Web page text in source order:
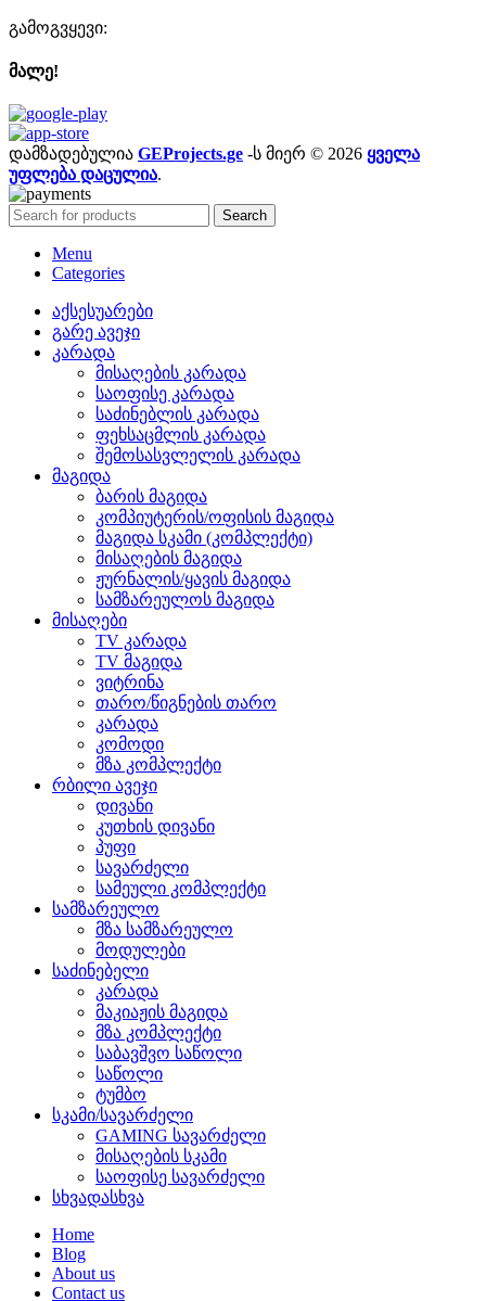
გამოგვყევი:
მალე!
დამზადებულია GEProjects.ge -ს მიერ © 2026 ყველა
უფლება დაცულია.
Search
Menu
Categories
აქსესუარები
გარე ავეჯი
კარადა
მისაღების კარადა
საოფისე კარადა
საძინებლის კარადა
ფეხსაცმლის კარადა
შემოსასვლელის კარადა
მაგიდა
ბარის მაგიდა
კომპიუტერის/ოფისის მაგიდა
მაგიდა სკამი (კომპლექტი)
მისაღების მაგიდა
ჟურნალის/ყავის მაგიდა
სამზარეულოს მაგიდა
მისაღები
TV კარადა
TV მაგიდა
ვიტრინა
თარო/წიგნების თარო
კარადა
კომოდი
მზა კომპლექტი
რბილი ავეჯი
დივანი
კუთხის დივანი
პუფი
სავარძელი
სამეული კომპლექტი
სამზარეულო
მზა სამზარეულო
მოდულები
საძინებელი
კარადა
მაკიაჟის მაგიდა
მზა კომპლექტი
საბავშვო საწოლი
საწოლი
ტუმბო
სკამი/სავარძელი
GAMING სავარძელი
მისაღების სკამი
საოფისე სავარძელი
სხვადასხვა
Home
Blog
About us
Contact us